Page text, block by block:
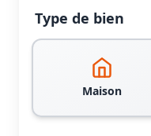
Type de bien
Maison